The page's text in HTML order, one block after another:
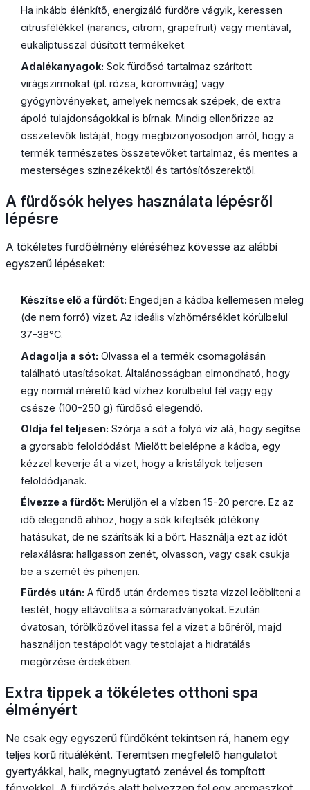
Ha inkább élénkítő, energizáló fürdőre vágyik, keressen
citrusfélékkel (narancs, citrom, grapefruit) vagy mentával,
eukaliptusszal dúsított termékeket.
Adalékanyagok: Sok fürdősó tartalmaz szárított
virágszirmokat (pl. rózsa, körömvirág) vagy
gyógynövényeket, amelyek nemcsak szépek, de extra
ápoló tulajdonságokkal is bírnak. Mindig ellenőrizze az
összetevők listáját, hogy megbizonyosodjon arról, hogy a
termék természetes összetevőket tartalmaz, és mentes a
mesterséges színezékektől és tartósítószerektől.
A fürdősók helyes használata lépésről
lépésre
A tökéletes fürdőélmény eléréséhez kövesse az alábbi
egyszerű lépéseket:
Készítse elő a fürdőt: Engedjen a kádba kellemesen meleg
(de nem forró) vizet. Az ideális vízhőmérséklet körülbelül
37-38°C.
Adagolja a sót: Olvassa el a termék csomagolásán
található utasításokat. Általánosságban elmondható, hogy
egy normál méretű kád vízhez körülbelül fél vagy egy
csésze (100-250 g) fürdősó elegendő.
Oldja fel teljesen: Szórja a sót a folyó víz alá, hogy segítse
a gyorsabb feloldódást. Mielőtt belelépne a kádba, egy
kézzel keverje át a vizet, hogy a kristályok teljesen
feloldódjanak.
Élvezze a fürdőt: Merüljön el a vízben 15-20 percre. Ez az
idő elegendő ahhoz, hogy a sók kifejtsék jótékony
hatásukat, de ne szárítsák ki a bőrt. Használja ezt az időt
relaxálásra: hallgasson zenét, olvasson, vagy csak csukja
be a szemét és pihenjen.
Fürdés után: A fürdő után érdemes tiszta vízzel leöblíteni a
testét, hogy eltávolítsa a sómaradványokat. Ezután
óvatosan, törölközővel itassa fel a vizet a bőréről, majd
használjon testápolót vagy testolajat a hidratálás
megőrzése érdekében.
Extra tippek a tökéletes otthoni spa
élményért
Ne csak egy egyszerű fürdőként tekintsen rá, hanem egy
teljes körű rituáléként. Teremtsen megfelelő hangulatot
gyertyákkal, halk, megnyugtató zenével és tompított